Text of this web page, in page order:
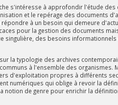
s'intéresse à approfondir l'étude des
et le repérage des documents
à un besoin qui demeure
pour la gestion des documents
singulière, des besoins
la typologie des archives
à l'ensemble des organismes.
d'exploitation propres à différents
numériques qui oblige à revoir la
notion de genre pour enrichir la